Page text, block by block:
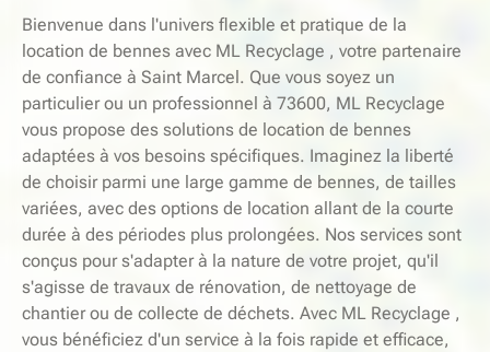
Bienvenue dans l'univers flexible et pratique de la
location de bennes avec ML Recyclage , votre partenaire
de confiance à Saint Marcel. Que vous soyez un
particulier ou un professionnel à 73600, ML Recyclage
vous propose des solutions de location de bennes
adaptées à vos besoins spécifiques. Imaginez la liberté
de choisir parmi une large gamme de bennes, de tailles
variées, avec des options de location allant de la courte
durée à des périodes plus prolongées. Nos services sont
conçus pour s'adapter à la nature de votre projet, qu'il
s'agisse de travaux de rénovation, de nettoyage de
chantier ou de collecte de déchets. Avec ML Recyclage ,
vous bénéficiez d'un service à la fois rapide et efficace,